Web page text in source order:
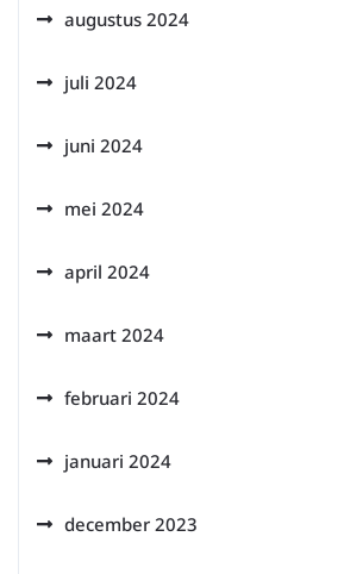
augustus 2024
juli 2024
juni 2024
mei 2024
april 2024
maart 2024
februari 2024
januari 2024
december 2023